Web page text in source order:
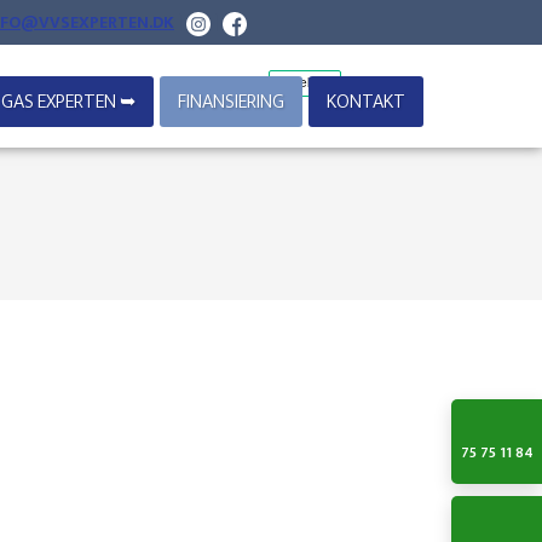
75 75 11 84
| |
GAS EXPERTEN ➥ FINANSIERING KONTAKT